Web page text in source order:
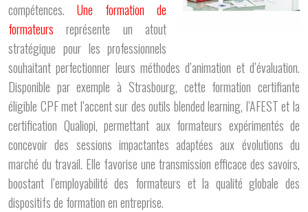
compétences.Une formation de
formateurs représente un atout
stratégique pour les professionnels
souhaitant perfectionner leurs méthodes d’animation et d’évaluation.
Disponible par exemple à Strasbourg, cette formation certifiante
éligible CPF met l’accent sur des outils blended learning, l’AFEST et la
certification Qualiopi, permettant aux formateurs expérimentés de
concevoir des sessions impactantes adaptées aux évolutions du
marché du travail. Elle favorise une transmission efficace des savoirs,
boostant l’employabilité des formateurs et la qualité globale des
dispositifs de formation en entreprise.